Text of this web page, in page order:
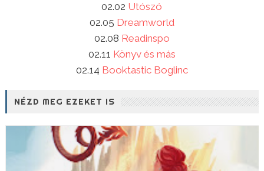
02.02 Utószó
02.05 Dreamworld
02.08 Readinspo
02.11 Könyv és más
02.14 Booktastic Boglinc
NÉZD MEG EZEKET IS